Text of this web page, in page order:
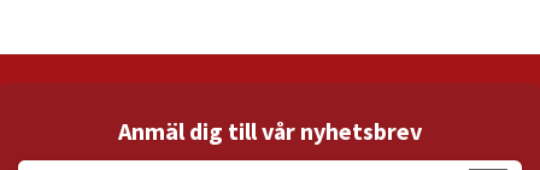
Anmäl dig till vår nyhetsbrev